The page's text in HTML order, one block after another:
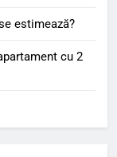
estimează?
cu 2